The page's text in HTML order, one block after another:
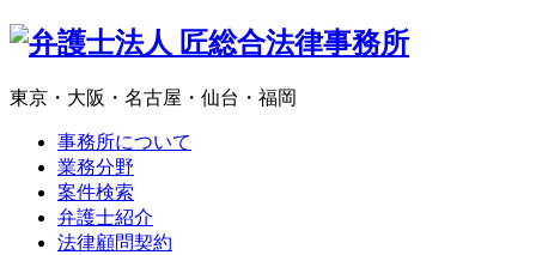
東京・大阪・名古屋・仙台・福岡
事務所について
業務分野
案件検索
弁護士紹介
法律顧問契約